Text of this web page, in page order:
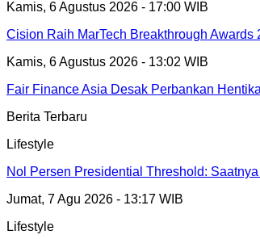
Kamis, 6 Agustus 2026 - 17:00 WIB
Cision Raih MarTech Breakthrough
Kamis, 6 Agustus 2026 - 13:02 WIB
Fair Finance Asia Desak Perbankan
Berita Terbaru
Lifestyle
Nol Persen Presidential Threshold:
Jumat, 7 Agu 2026 - 13:17 WIB
Lifestyle